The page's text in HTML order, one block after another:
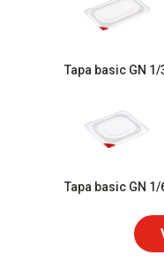
Tapa basic GN 1/
Tapa basic GN 1/